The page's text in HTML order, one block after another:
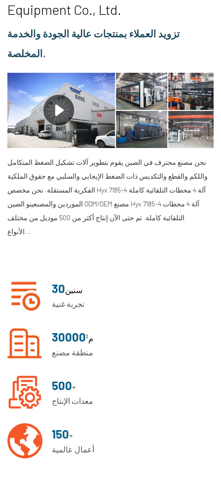
Equipment Co., Ltd.
تزويد العملاء بمنتجات عالية الجودة والخدمة
المخلصة.
نحن مصنع محترف في الصين يقوم بتطوير آلات تشكيل الضغط المتكامل
واللكم والقطع والتكديس ذات الضغط الإيجابي والسلبي مع حقوق الملكية
الفكرية المستقلة. نحن مخصص Hyx 7185-4 آلة 4 محطات التلقائية كاملة
الموردين والمصنعينو الصين ODM/OEM مصنع Hyx 7185-4 آلة 4 محطات
التلقائية كاملة
. تم حتى الآن إنتاج أكثر من 500 موديل من مختلف
الأنواع...
30سنين
تجربة غنية
30000 م²
منطقة مصنع
500+
معدات الإنتاج
150+
أعمال عالمية